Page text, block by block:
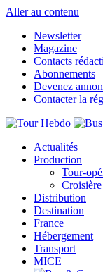
Aller au contenu
Newsletter
Magazine
Contacts
Abonnements
Devenez
Contacter la
Actualités
Production
Tour-
Croisière
Distribution
Destination
France
Hébergement
Transport
MICE